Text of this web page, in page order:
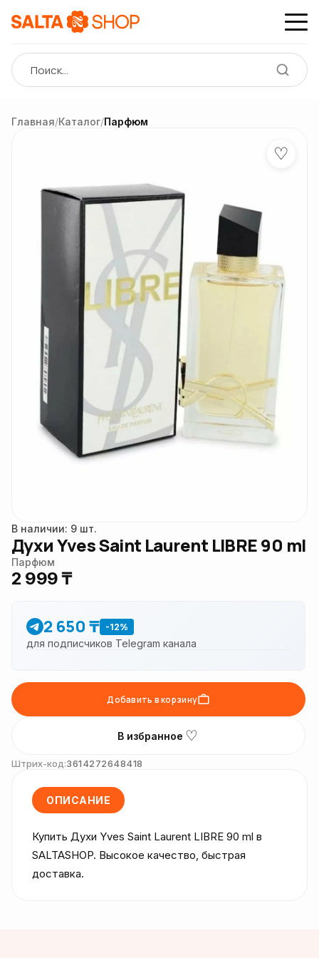
Главная/Каталог/Парфюм
♡
В наличии: 9 шт.
Духи Yves Saint Laurent LIBRE 90 ml
Парфюм
2 999 ₸
2 650 ₸ -12%
для подписчиков Telegram канала
Добавить в корзину
В избранное ♡
Штрих-код:3614272648418
ОПИСАНИЕ
Купить Духи Yves Saint Laurent LIBRE 90 ml в
SALTASHOP. Высокое качество, быстрая
доставка.